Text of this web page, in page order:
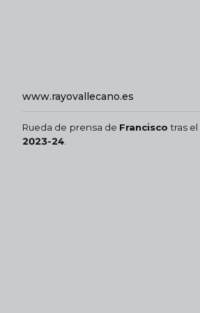
www.rayovallecano.es
Rueda de prensa de Francisco tras el
2023-24